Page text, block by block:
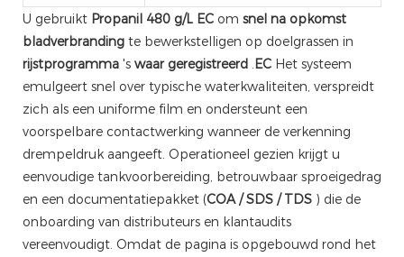
U gebruikt Propanil 480 g/L EC om snel na opkomst
bladverbranding te bewerkstelligen op doelgrassen in
rijstprogramma 's waar geregistreerd .EC Het systeem
emulgeert snel over typische waterkwaliteiten, verspreidt
zich als een uniforme film en ondersteunt een
voorspelbare contactwerking wanneer de verkenning
drempeldruk aangeeft. Operationeel gezien krijgt u
eenvoudige tankvoorbereiding, betrouwbaar sproeigedrag
en een documentatiepakket (COA / SDS / TDS ) die de
onboarding van distributeurs en klantaudits
vereenvoudigt. Omdat de pagina is opgebouwd rond het